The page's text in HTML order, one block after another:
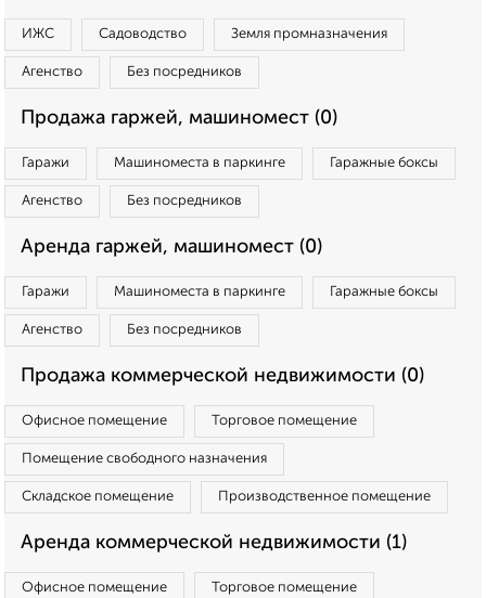
ИЖС Садоводство Земля промназначения
Агенство Без посредников
Продажа гаржей, машиномест (0)
Гаражи Машиноместа в паркинге Гаражные боксы
Агенство Без посредников
Аренда гаржей, машиномест (0)
Гаражи Машиноместа в паркинге Гаражные боксы
Агенство Без посредников
Продажа коммерческой недвижимости (0)
Офисное помещение Торговое помещение
Помещение свободного назначения
Складское помещение Производственное помещение
Аренда коммерческой недвижимости (1)
Офисное помещение Торговое помещение